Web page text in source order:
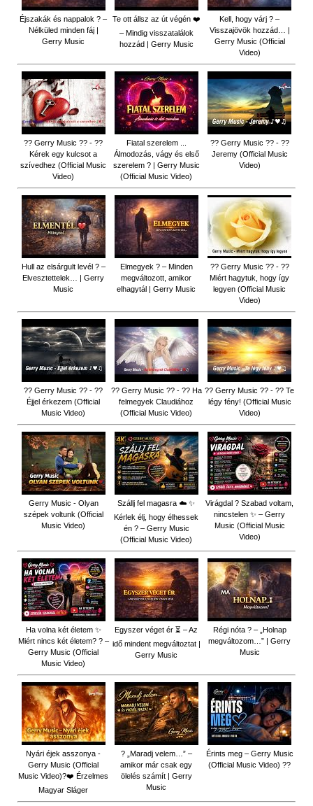
Éjszakák és nappalok ? –
Nélküled minden fáj |
Gerry Music
Te ott állsz az út végén ❤️
– Mindig visszatalálok
hozzád | Gerry Music
Kell, hogy várj ? –
Visszajövök hozzád… |
Gerry Music (Official
Video)
?? Gerry Music ?? - ??
Kérek egy kulcsot a
szívedhez (Official Music
Video)
Fiatal szerelem ...
Álmodozás, vágy és első
szerelem ? | Gerry Music
(Official Music Video)
?? Gerry Music ?? - ??
Jeremy (Official Music
Video)
Hull az elsárgult levél ? –
Elvesztettelek… | Gerry
Music
Elmegyek ? – Minden
megváltozott, amikor
elhagytál | Gerry Music
?? Gerry Music ?? - ??
Miért hagytuk, hogy így
legyen (Official Music
Video)
?? Gerry Music ?? - ??
Éjjel érkezem (Official
Music Video)
?? Gerry Music ?? - ?? Ha
felmegyek Claudiához
(Official Music Video)
?? Gerry Music ?? - ?? Te
légy fény! (Official Music
Video)
Gerry Music - Olyan
szépek voltunk (Official
Music Video)
Szállj fel magasra ☁️ ✨
Kérlek élj, hogy élhessek
én ? – Gerry Music
(Official Music Video)
Virágdal ? Szabad voltam,
nincstelen ✨ – Gerry
Music (Official Music
Video)
Ha volna két életem ✨
Miért nincs két életem? ? –
Gerry Music (Official
Music Video)
Egyszer véget ér ⏳ – Az
idő mindent megváltoztat |
Gerry Music
Régi nóta ? – „Holnap
megváltozom…” | Gerry
Music
Nyári éjek asszonya -
Gerry Music (Official
Music Video)?❤️ Érzelmes
Magyar Sláger
? „Maradj velem…” –
amikor már csak egy
ölelés számít | Gerry
Music
Érints meg – Gerry Music
(Official Music Video) ??